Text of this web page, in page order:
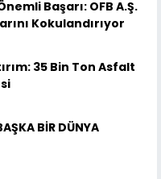
Başarı: OFB A.Ş.
Kokulandırıyor
35 Bin Ton Asfalt
BİR DÜNYA